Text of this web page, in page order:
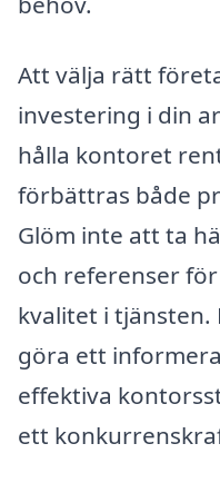
Att välja rätt
investering i din
hålla kontoret
förbättras både
Glöm inte att ta
och referenser
kvalitet i tjänsten.
göra ett
effektiva
ett